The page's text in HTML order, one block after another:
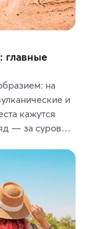
главные
на
и
кажутся
— за суровой
из самых